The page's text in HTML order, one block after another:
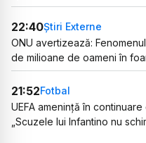
22:40Știri Externe
ONU avertizează:
de milioane de oameni în
21:52Fotbal
UEFA amenință în
„Scuzele lui Infantino nu